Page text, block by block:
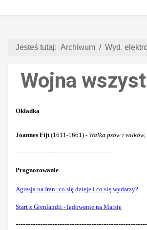
Jesteś tutaj: Archiwum Wyd.
Wojna
Okładka
Joannes Fijt (1611-1661) - Walka psów i wilków,
-------------------------------------------------
Prognozowanie
Agresja na Iran: co się dzieje i co się wydarzy?
Start z Grenlandii - lądowanie na Marsie